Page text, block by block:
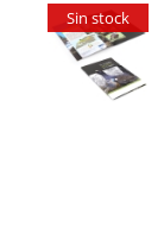
Sin stock